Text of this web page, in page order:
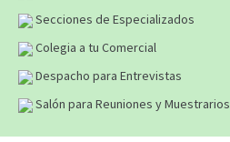
Secciones de Especializados
Colegia a tu Comercial
Despacho para Entrevistas
Salón para Reuniones y Muestrarios